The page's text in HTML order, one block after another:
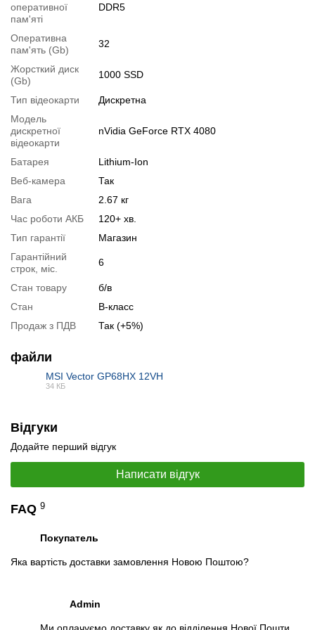
Для цього додайте в корзину відповідну позицію з розділу
"Аксесуари" разом з основним товаром.
Специфікація процесора:
Тестування процесора:Intel Core i9-12900HX
Специфікація відеокарти:nVidia GeForce RTX 4080
Запит оптової ціни
оперативної
пам'яті
DDR5
Оперативна
пам'ять (Gb)
32
Жорсткий диск
(Gb)
1000 SSD
Тип відеокарти
Дискретна
Модель
дискретної
відеокарти
nVidia GeForce RTX 4080
Батарея
Lithium-Ion
Веб-камера
Так
Вага
2.67 кг
Час роботи АКБ
120+ хв.
Тип гарантії
Магазин
Гарантійний
строк, міс.
6
Стан товару
б/в
Стан
B-класс
Продаж з ПДВ
Так (+5%)
файли
MSI Vector GP68HX 12VH
34 КБ
Відгуки
Додайте перший відгук
Написати відгук
FAQ 9
Покупатель
Яка вартість доставки замовлення Новою Поштою?
Admin